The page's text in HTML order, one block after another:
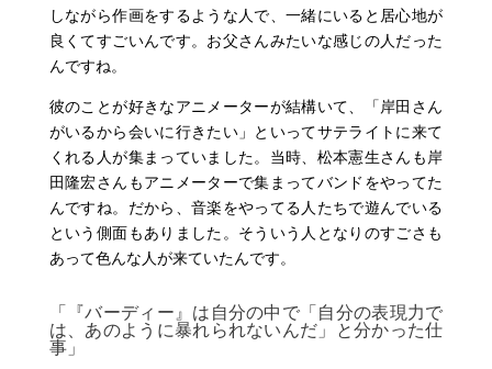
しながら作画をするような人で、一緒にいると居心地が
良くてすごいんです。お父さんみたいな感じの人だった
んですね。
彼のことが好きなアニメーターが結構いて、「岸田さん
がいるから会いに行きたい」といってサテライトに来て
くれる人が集まっていました。当時、松本憲生さんも岸
田隆宏さんもアニメーターで集まってバンドをやってた
んですね。だから、音楽をやってる人たちで遊んでいる
という側面もありました。そういう人となりのすごさも
あって色んな人が来ていたんです。
「『バーディー』は自分の中で「自分の表現力で
は、あのように暴れられないんだ」と分かった仕
事」